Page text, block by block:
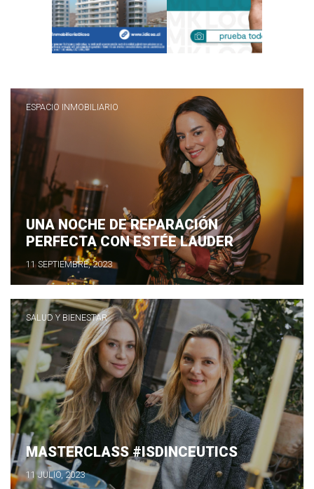
ESPACIO INMOBILIARIO
UNA NOCHE DE REPARACIÓN
PERFECTA CON ESTÉE LAUDER
11 SEPTIEMBRE, 2023
SALUD Y BIENESTAR
MASTERCLASS #ISDINCEUTICS
11 JULIO, 2023